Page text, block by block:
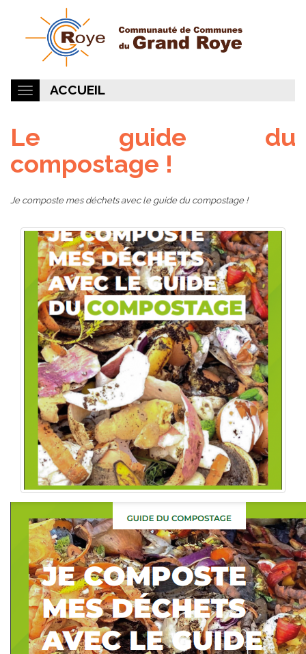
ACCUEIL
Le guide du
compostage !
Je composte mes déchets avec le guide du compostage !